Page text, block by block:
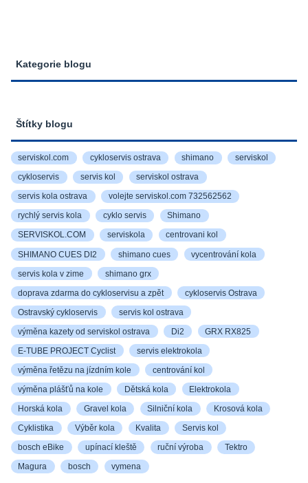
Kategorie blogu
Štítky blogu
serviskol.com cykloservis ostrava shimano serviskol
cykloservis servis kol serviskol ostrava
servis kola ostrava volejte serviskol.com 732562562
rychlý servis kola cyklo servis Shimano
SERVISKOL.COM serviskola centrovani kol
SHIMANO CUES DI2 shimano cues vycentrování kola
servis kola v zime shimano grx
doprava zdarma do cykloservisu a zpět cykloservis Ostrava
Ostravský cykloservis servis kol ostrava
výměna kazety od serviskol ostrava Di2 GRX RX825
E-TUBE PROJECT Cyclist servis elektrokola
výměna řetězu na jízdním kole centrování kol
výměna plášťů na kole Dětská kola Elektrokola
Horská kola Gravel kola Silniční kola Krosová kola
Cyklistika Výběr kola Kvalita Servis kol
bosch eBike upínací kleště ruční výroba Tektro
Magura bosch vymena